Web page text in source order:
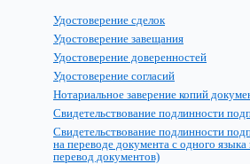
Удостоверение сделок
Удостоверение завещания
Удостоверение доверенностей
Удостоверение согласий
Нотариальное заверение копий
Свидетельствование подлинности
Свидетельствование подлинности
на переводе документа с одного
перевод документов)